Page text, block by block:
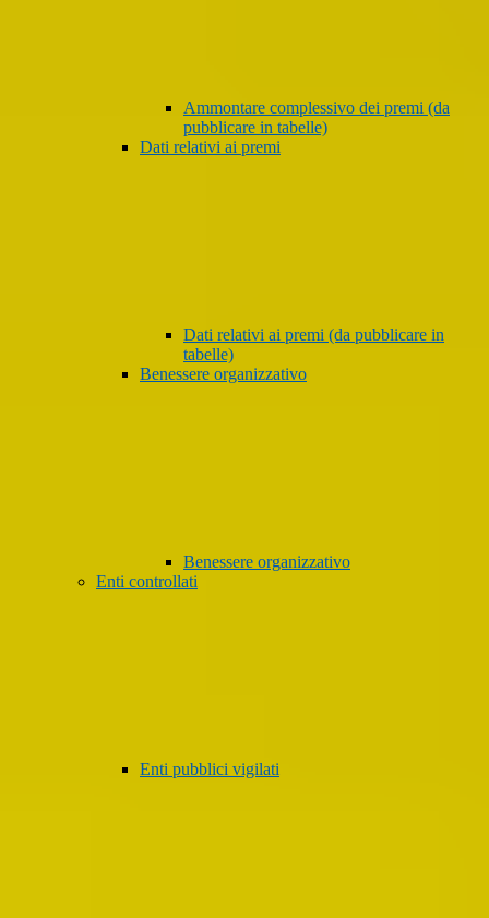
Ammontare complessivo dei premi (da
pubblicare in tabelle)
Dati relativi ai premi
Dati relativi ai premi (da pubblicare in
tabelle)
Benessere organizzativo
Benessere organizzativo
Enti controllati
Enti pubblici vigilati